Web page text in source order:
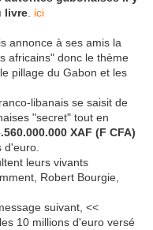
livre ici
annonce à ses amis la
africains" donc le thème
pillage du Gabon et les
libanais se saisit de
"secret" tout en
XAF (F CFA)
d'euro.
leurs vivants
Robert Bourgie,
suivant, <<
10 millions d'euro versé